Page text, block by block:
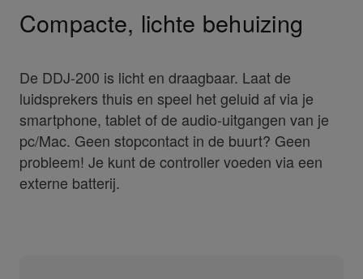
Compacte, lichte behuizing
De DDJ-200 is licht en draagbaar. Laat de
luidsprekers thuis en speel het geluid af via je
smartphone, tablet of de audio-uitgangen van je
pc/Mac. Geen stopcontact in de buurt? Geen
probleem! Je kunt de controller voeden via een
externe batterij.